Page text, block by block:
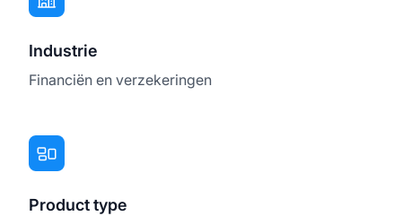
Industrie
Financiën en verzekeringen
Product type